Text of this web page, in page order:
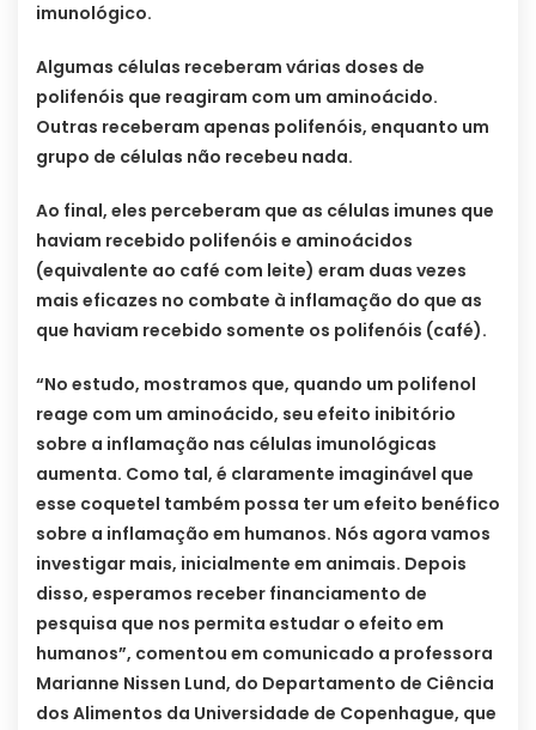
imunológico.
Algumas células receberam várias doses de
polifenóis que reagiram com um aminoácido.
Outras receberam apenas polifenóis, enquanto um
grupo de células não recebeu nada.
Ao final, eles perceberam que as células imunes que
haviam recebido polifenóis e aminoácidos
(equivalente ao café com leite) eram duas vezes
mais eficazes no combate à inflamação do que as
que haviam recebido somente os polifenóis (café).
“No estudo, mostramos que, quando um polifenol
reage com um aminoácido, seu efeito inibitório
sobre a inflamação nas células imunológicas
aumenta. Como tal, é claramente imaginável que
esse coquetel também possa ter um efeito benéfico
sobre a inflamação em humanos. Nós agora vamos
investigar mais, inicialmente em animais. Depois
disso, esperamos receber financiamento de
pesquisa que nos permita estudar o efeito em
humanos”, comentou em comunicado a professora
Marianne Nissen Lund, do Departamento de Ciência
dos Alimentos da Universidade de Copenhague, que